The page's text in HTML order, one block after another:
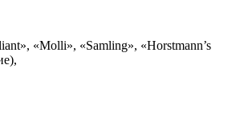
«Molli», «Samling», «Horstmann’s